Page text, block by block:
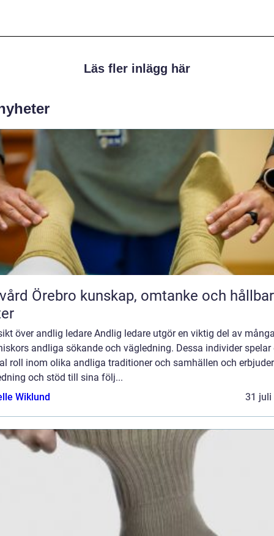
Läs fler inlägg här
kunskap, omtanke och hållbara
över andlig ledare Andlig ledare utgör en viktig del av
andliga sökande och vägledning. Dessa individer spelar
roll inom olika andliga traditioner och samhällen och
och stöd till sina följ...
Wiklund
31 juli